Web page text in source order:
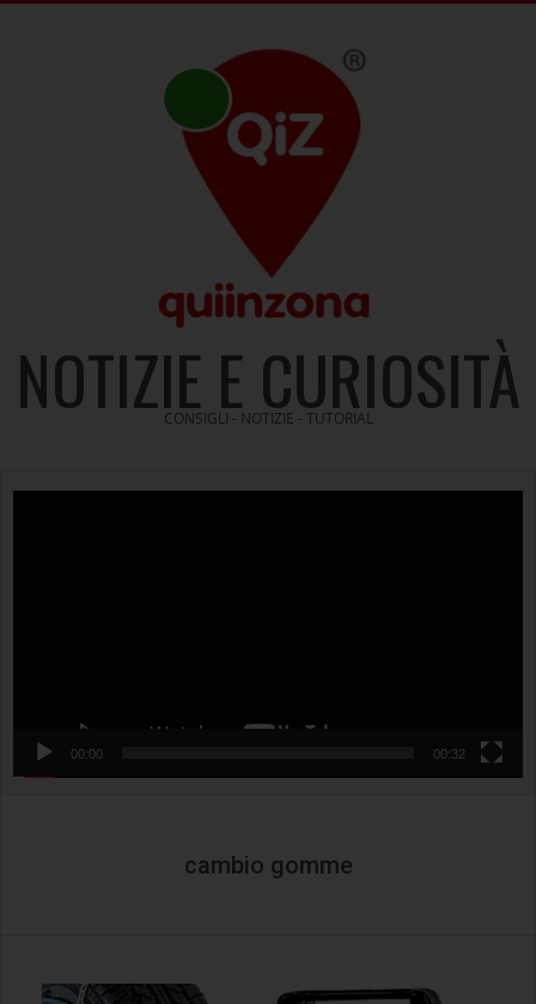
NOTIZIE E CURIOSITÀ
CONSIGLI - NOTIZIE - TUTORIAL
00:00 00:32
cambio gomme